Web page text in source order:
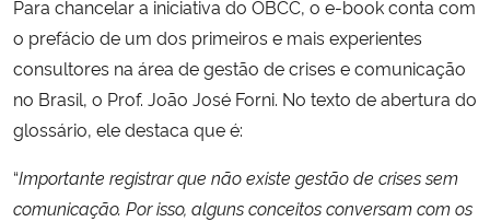
Para chancelar a iniciativa do OBCC, o e-book conta com
o prefácio de um dos primeiros e mais experientes
consultores na área de gestão de crises e comunicação
no Brasil, o Prof. João José Forni. No texto de abertura do
glossário, ele destaca que é:
“Importante registrar que não existe gestão de crises sem
comunicação. Por isso, alguns conceitos conversam com os